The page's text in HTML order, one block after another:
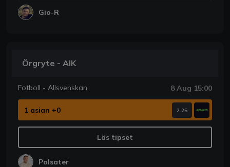
Gio-R
Örgryte - AIK
Fotboll - Allsvenskan 8 Aug 15:00
1 asian +0 2.25
Läs tipset
Polsater